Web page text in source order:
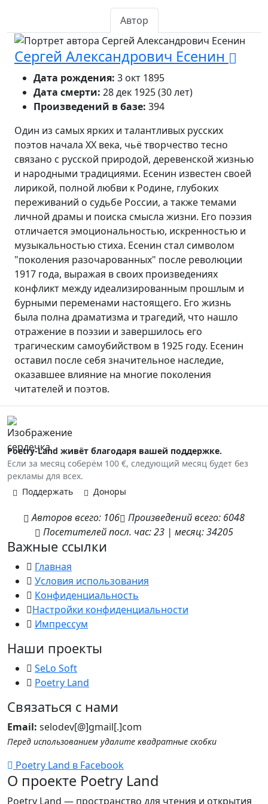
Автор
Сергей Александрович Есенин
Дата рождения: 3 окт 1895
Дата смерти: 28 дек 1925 (30 лет)
Произведений в базе: 394
Один из самых ярких и талантливых русских
поэтов начала XX века, чьё творчество тесно
связано с русской природой, деревенской жизнью
и народными традициями. Есенин известен своей
лирикой, полной любви к Родине, глубоких
переживаний о судьбе России, а также темами
личной драмы и поиска смысла жизни. Его поэзия
отличается эмоциональностью, искренностью и
музыкальностью стиха. Есенин стал символом
"поколения разочарованных" после революции
1917 года, выражая в своих произведениях
конфликт между идеализированным прошлым и
бурными переменами настоящего. Его жизнь
была полна драматизма и трагедий, что нашло
отражение в поэзии и завершилось его
трагическим самоубийством в 1925 году. Есенин
оставил после себя значительное наследие,
оказавшее влияние на многие поколения
читателей и поэтов.
Poetry-Land живёт благодаря вашей поддержке.
Если за месяц соберём 100 €, следующий месяц будет без
рекламы для всех.
Поддержать
Доноры
Автороввсего: 106 Произведенийвсего: 6048
Посетителейпосл. час:23 | месяц:34205
Важные ссылки
Главная
Условия использования
Конфиденциальность
Настройки конфиденциальности
Импрессум
Наши проекты
SeLo Soft
Poetry Land
Связаться с нами
Email: selodev[@]gmail[.]com
Перед использованием удалите квадратные скобки
Poetry Land в Facebook
О проекте Poetry Land
Poetry Land — пространство для чтения и открытия